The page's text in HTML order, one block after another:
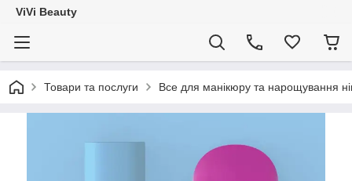
ViVi Beauty
Товари та послуги Все для манікюру та нарощування